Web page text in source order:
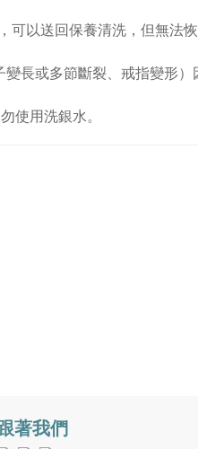
以送回保養清洗，但無法
長或多節斷裂、戒指變形）
使用洗銀水。
著我們